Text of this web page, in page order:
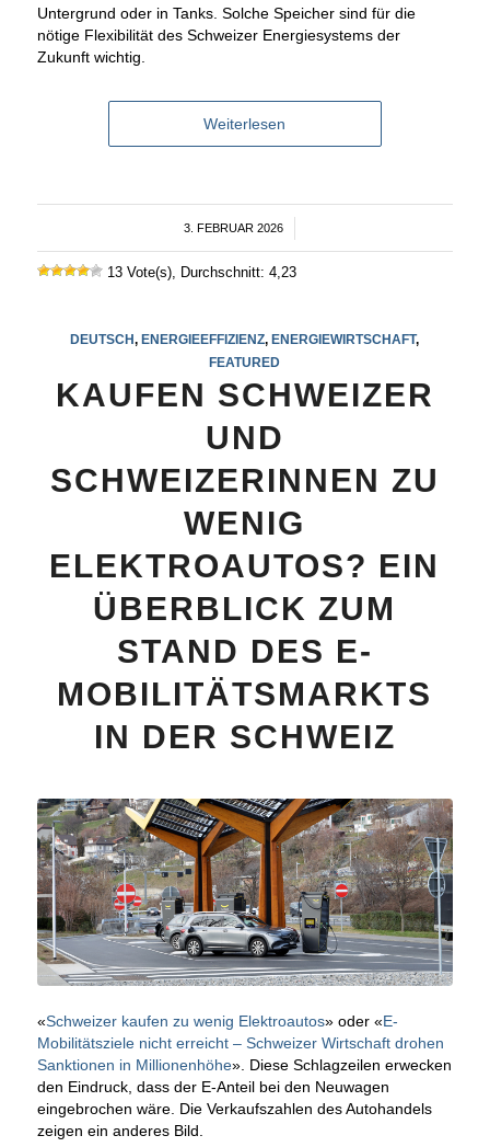
Untergrund oder in Tanks. Solche Speicher sind für die
nötige Flexibilität des Schweizer Energiesystems der
Zukunft wichtig.
Weiterlesen
3. FEBRUAR 2026
/
13 Vote(s), Durchschnitt: 4,23
DEUTSCH,ENERGIEEFFIZIENZ,ENERGIEWIRTSCHAFT,
FEATURED
KAUFEN SCHWEIZER
UND
SCHWEIZERINNEN ZU
WENIG
ELEKTROAUTOS? EIN
ÜBERBLICK ZUM
STAND DES E-
MOBILITÄTSMARKTS
IN DER SCHWEIZ
«Schweizer kaufen zu wenig Elektroautos» oder «E-
Mobilitätsziele nicht erreicht – Schweizer Wirtschaft drohen
Sanktionen in Millionenhöhe». Diese Schlagzeilen erwecken
den Eindruck, dass der E-Anteil bei den Neuwagen
eingebrochen wäre. Die Verkaufszahlen des Autohandels
zeigen ein anderes Bild.